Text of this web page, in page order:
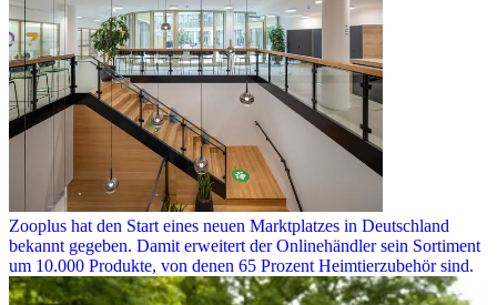
Zooplus hat den Start eines neuen Marktplatzes in Deutschland
bekannt gegeben. Damit erweitert der Onlinehändler sein Sortiment
um 10.000 Produkte, von denen 65 Prozent Heimtierzubehör sind.